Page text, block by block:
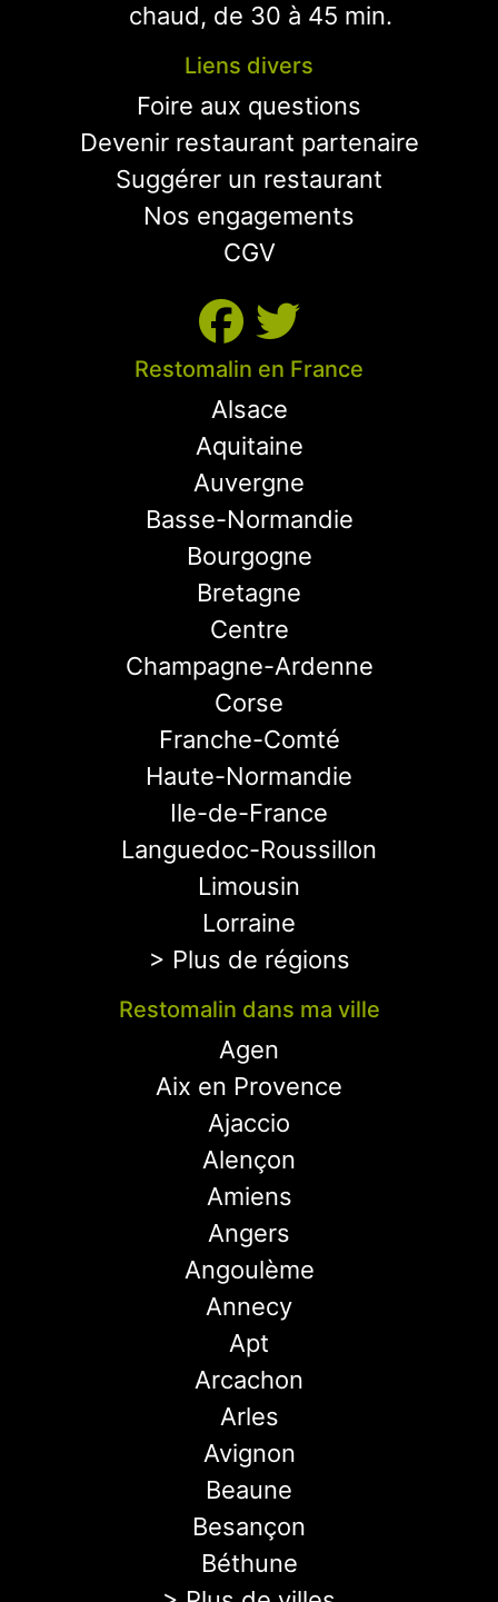
chaud, de 30 à 45 min.
Liens divers
Foire aux questions
Devenir restaurant partenaire
Suggérer un restaurant
Nos engagements
CGV
Restomalin en France
Alsace
Aquitaine
Auvergne
Basse-Normandie
Bourgogne
Bretagne
Centre
Champagne-Ardenne
Corse
Franche-Comté
Haute-Normandie
Ile-de-France
Languedoc-Roussillon
Limousin
Lorraine
> Plus de régions
Restomalin dans ma ville
Agen
Aix en Provence
Ajaccio
Alençon
Amiens
Angers
Angoulème
Annecy
Apt
Arcachon
Arles
Avignon
Beaune
Besançon
Béthune